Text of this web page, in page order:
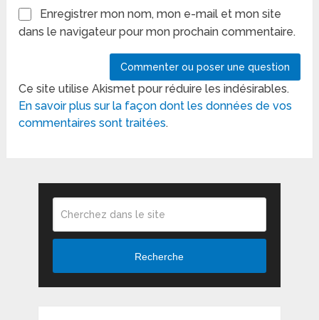
Enregistrer mon nom, mon e-mail et mon site
dans le navigateur pour mon prochain commentaire.
Ce site utilise Akismet pour réduire les indésirables.
En savoir plus sur la façon dont les données de vos
commentaires sont traitées.
Recherche